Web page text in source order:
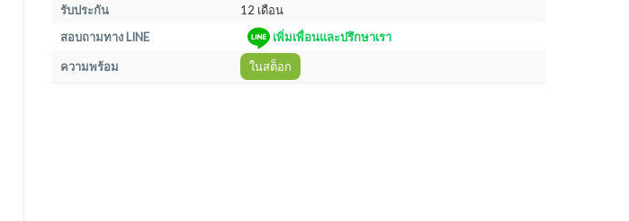
รับประกัน
12 เดือน
สอบถามทาง LINE
เพิ่มเพื่อนและปรึกษาเรา
ความพร้อม ในสต็อก